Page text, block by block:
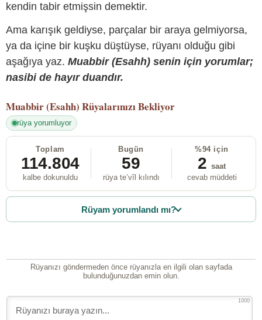
kendin tabir etmişsin demektir.
Ama karışık geldiyse, parçalar bir araya gelmiyorsa,
ya da içine bir kuşku düştüyse, rüyanı olduğu gibi
aşağıya yaz. Muabbir (Esahh) senin için yorumlar;
nasibi de hayır duandır.
Muabbir (Esahh) Rüyalarınızı Bekliyor
rüya yorumluyor
Toplam
114.804
kalbe dokunuldu
Bugün
59
rüya te’vîl kılındı
%94 için
2 saat
cevab müddeti
Rüyam yorumlandı mı?
Rüyanızı göndermeden önce rüyanızla en ilgili olan sayfada
bulunduğunuzdan emin olun.
1000